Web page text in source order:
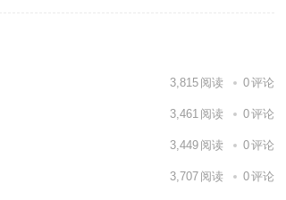
3,815 阅读 0评论
3,461 阅读 0评论
3,449 阅读 0评论
3,707 阅读 0评论